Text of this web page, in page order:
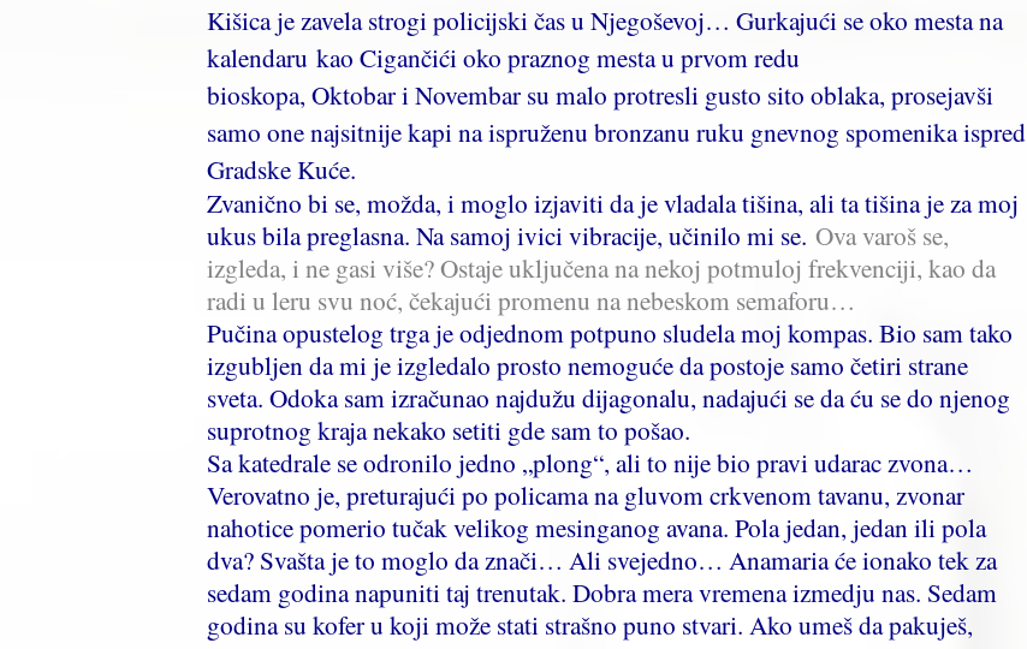
Kišica je zavela strogi policijski čas u Njegoševoj… Gurkajući se oko mesta na
kalendaru kao Cigančići oko praznog mesta u prvom redu
bioskopa, Oktobar i Novembar su malo protresli gusto sito oblaka, prosejavši
samo one najsitnije kapi na ispruženu bronzanu ruku gnevnog spomenika ispred
Gradske Kuće.
Zvanično bi se, možda, i moglo izjaviti da je vladala tišina, ali ta tišina je za moj
ukus bila preglasna. Na samoj ivici vibracije, učinilo mi se. Ova varoš se,
izgleda, i ne gasi više? Ostaje uključena na nekoj potmuloj frekvenciji, kao da
radi u leru svu noć, čekajući promenu na nebeskom semaforu…
Pučina opustelog trga je odjednom potpuno sludela moj kompas. Bio sam tako
izgubljen da mi je izgledalo prosto nemoguće da postoje samo četiri strane
sveta. Odoka sam izračunao najdužu dijagonalu, nadajući se da ću se do njenog
suprotnog kraja nekako setiti gde sam to pošao.
Sa katedrale se odronilo jedno „plong“, ali to nije bio pravi udarac zvona…
Verovatno je, preturajući po policama na gluvom crkvenom tavanu, zvonar
nahotice pomerio tučak velikog mesinganog avana. Pola jedan, jedan ili pola
dva? Svašta je to moglo da znači… Ali svejedno… Anamaria će ionako tek za
sedam godina napuniti taj trenutak. Dobra mera vremena izmedju nas. Sedam
godina su kofer u koji može stati strašno puno stvari. Ako umeš da pakuješ,